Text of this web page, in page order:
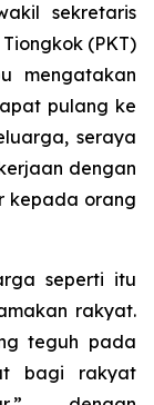
sekretaris
(PKT)
mengatakan
pulang ke
seraya
dengan
kepada orang
seperti itu
rakyat.
teguh pada
bagi rakyat